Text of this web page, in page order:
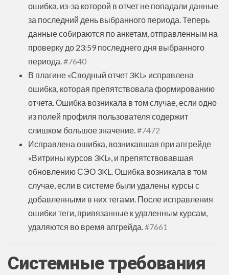
ошибка, из-за которой в отчет не попадали данные
за последний день выбранного периода. Теперь
данные собираются по анкетам, отправленным на
проверку до 23:59 последнего дня выбранного
периода. #7640
В плагине «Сводный отчет 3KL‎» исправлена
ошибка, которая препятствовала формированию
отчета. Ошибка возникала в том случае, если одно
из полей профиля пользователя содержит
слишком большое значение. #7472
Исправлена ошибка, возникавшая при апгрейде
«‎Витрины курсов 3KL», и препятствовавшая
обновлению СЭО 3KL. Ошибка возникала в том
случае, если в системе были удалены курсы с
добавленными в них тегами. После исправления
ошибки теги, привязанные к удаленным курсам,
удаляются во время апгрейда. #7661
Системные требования